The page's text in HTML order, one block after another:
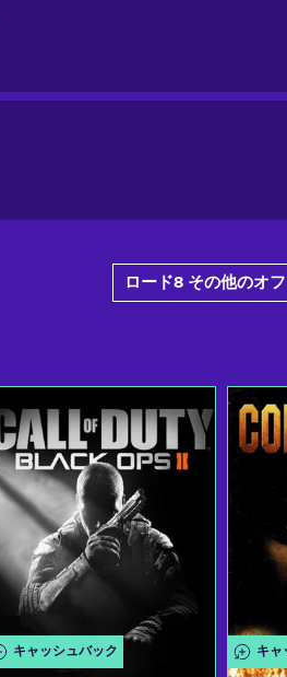
ロード8 その他のオ
キャッシュバック キャ